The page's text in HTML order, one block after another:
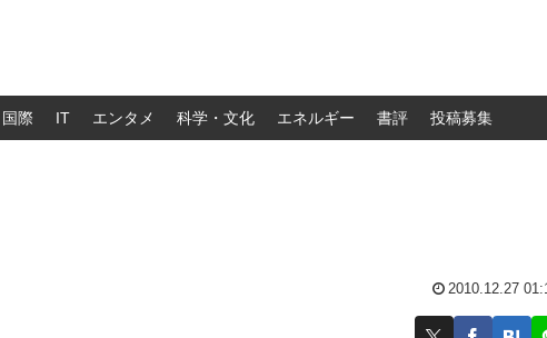
国際 IT エンタメ 科学・文化 エネルギー 書評 投稿募集
2010.12.27